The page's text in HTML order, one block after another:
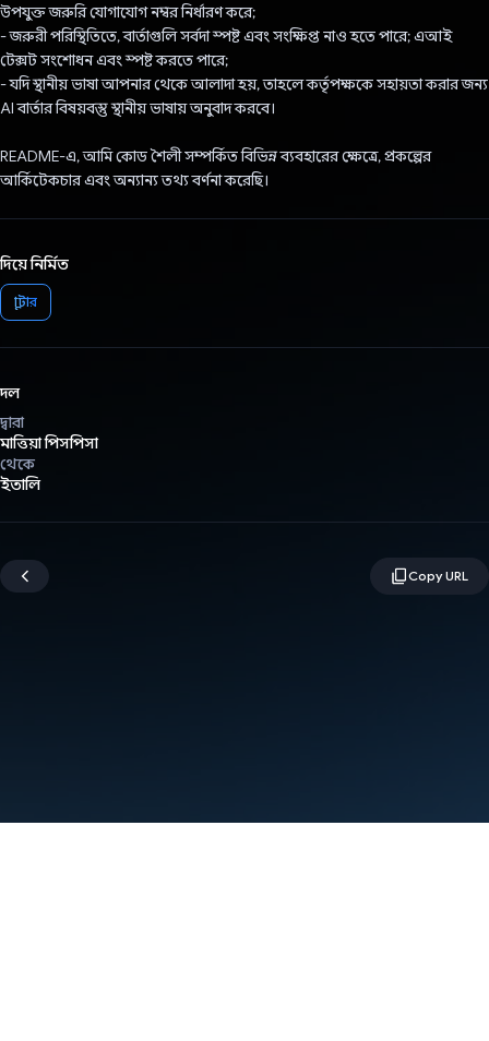
উপযুক্ত জরুরি যোগাযোগ নম্বর নির্ধারণ করে;
- জরুরী পরিস্থিতিতে, বার্তাগুলি সর্বদা স্পষ্ট এবং সংক্ষিপ্ত নাও হতে পারে; এআই
টেক্সট সংশোধন এবং স্পষ্ট করতে পারে;
- যদি স্থানীয় ভাষা আপনার থেকে আলাদা হয়, তাহলে কর্তৃপক্ষকে সহায়তা করার জন্য
AI বার্তার বিষয়বস্তু স্থানীয় ভাষায় অনুবাদ করবে।
README-এ, আমি কোড শৈলী সম্পর্কিত বিভিন্ন ব্যবহারের ক্ষেত্রে, প্রকল্পের
আর্কিটেকচার এবং অন্যান্য তথ্য বর্ণনা করেছি।
দিয়ে নির্মিত
ফ্লাটার
দল
দ্বারা
মাত্তিয়া পিসপিসা
থেকে
ইতালি